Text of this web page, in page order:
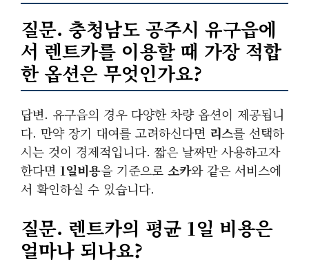
질문. 충청남도 공주시 유구읍에
서 렌트카를 이용할 때 가장 적합
한 옵션은 무엇인가요?
답변. 유구읍의 경우 다양한 차량 옵션이 제공됩니
다. 만약 장기 대여를 고려하신다면 리스를 선택하
시는 것이 경제적입니다. 짧은 날짜만 사용하고자
한다면 1일비용을 기준으로 소카와 같은 서비스에
서 확인하실 수 있습니다.
질문. 렌트카의 평균 1일 비용은
얼마나 되나요?